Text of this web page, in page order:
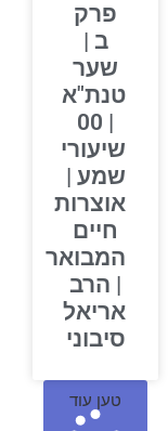
פרק
ב |
שער
טנת"א
| 00
שיעורי
שמע |
אוצרות
חיים
המבואר
| הרב
אריאל
סיבוני
טען עוד